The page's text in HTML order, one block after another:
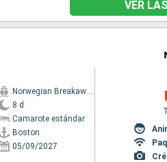
VER
Norwegian Breakaway
8 d
Camarote estándar
Boston
05/09/2027